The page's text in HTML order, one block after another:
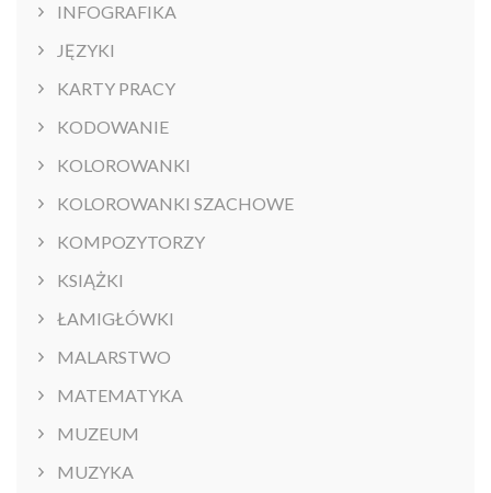
INFOGRAFIKA
JĘZYKI
KARTY PRACY
KODOWANIE
KOLOROWANKI
KOLOROWANKI SZACHOWE
KOMPOZYTORZY
KSIĄŻKI
ŁAMIGŁÓWKI
MALARSTWO
MATEMATYKA
MUZEUM
MUZYKA